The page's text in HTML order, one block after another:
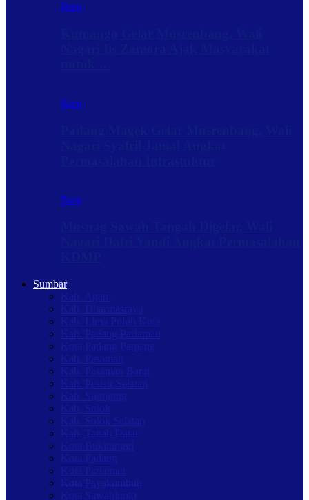
Baru
Baru
Baru
Sumbar
Kab. Agam
Kab. Dharmasraya
Kab. Lima Puluh Kota
Kab. Padang Pariaman
Kota Padang Panjang
Kab. Pasaman
Kab. Pasaman Barat
Kab. Pesisir Selatan
Kab. Sijunjung
Kab. Solok
Kab. Solok Selatan
Kab. Tanah Datar
Kota Bukittinggi
Kota Padang
Kota Pariaman
Kota Payakumbuh
Kota Sawahlunto